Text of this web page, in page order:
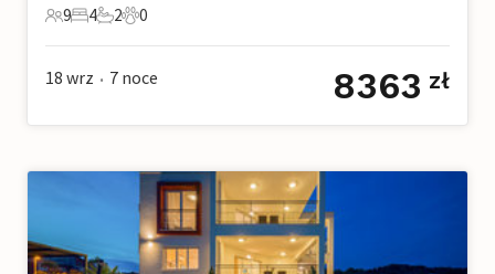
9 Goście
9
4 Sypialnie
4
2 Łazienki
2
0 Zwierzęta domowe
0
18 wrz • 7 noce 8363 zł